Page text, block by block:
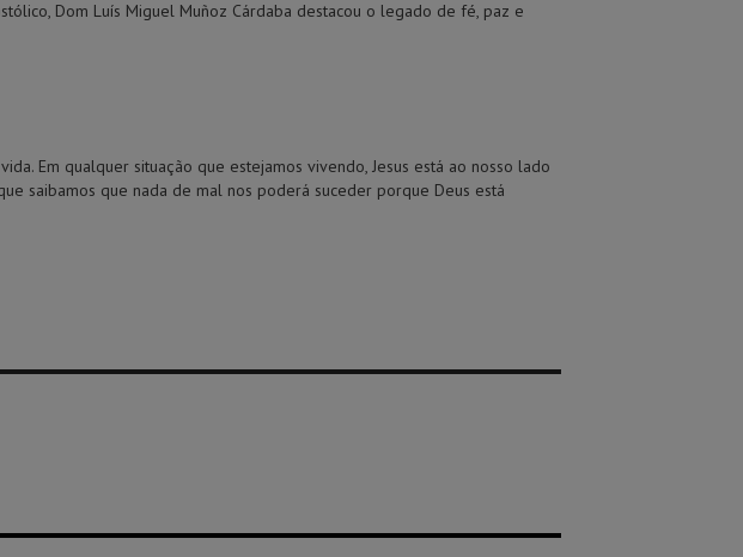
Dom Luís Miguel Muñoz Cárdaba destacou o legado de fé, paz e
Em qualquer situação que estejamos vivendo, Jesus está ao nosso lado
saibamos que nada de mal nos poderá suceder porque Deus está